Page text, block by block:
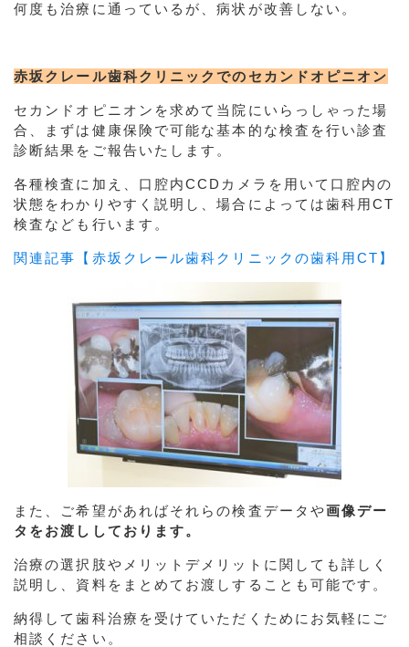
何度も治療に通っているが、病状が改善しない。
赤坂クレール歯科クリニックでのセカンドオピニオン
セカンドオピニオンを求めて当院にいらっしゃった場
合、まずは健康保険で可能な基本的な検査を行い診査
診断結果をご報告いたします。
各種検査に加え、口腔内CCDカメラを用いて口腔内の
状態をわかりやすく説明し、場合によっては歯科用CT
検査なども行います。
関連記事【赤坂クレール歯科クリニックの歯科用CT】
また、ご希望があればそれらの検査データや画像デー
タをお渡ししております。
治療の選択肢やメリットデメリットに関しても詳しく
説明し、資料をまとめてお渡しすることも可能です。
納得して歯科治療を受けていただくためにお気軽にご
相談ください。